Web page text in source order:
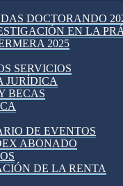
DOCTORANDO
EN LA
2025
SERVICIOS
JURÍDICA
BECAS
DE EVENTOS
ABONADO
DE LA RENTA